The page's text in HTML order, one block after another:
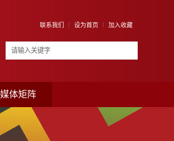
联系我们 设为首页 加入收藏
媒体矩阵